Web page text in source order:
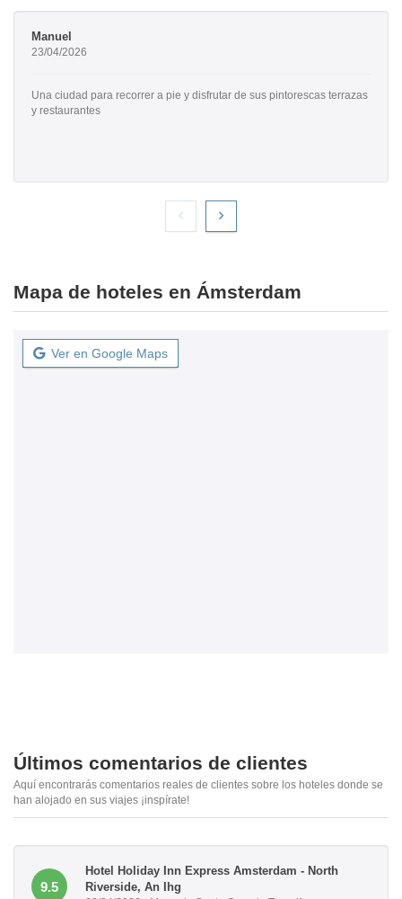
Manuel
23/04/2026
Una ciudad para recorrer a pie y disfrutar de sus pintorescas terrazas
y restaurantes
Mapa de hoteles en Ámsterdam
Ver en Google Maps
Últimos comentarios de clientes
Aquí encontrarás comentarios reales de clientes sobre los hoteles donde se
han alojado en sus viajes ¡inspírate!
9.5
Hotel Holiday Inn Express Amsterdam - North
Riverside, An Ihg